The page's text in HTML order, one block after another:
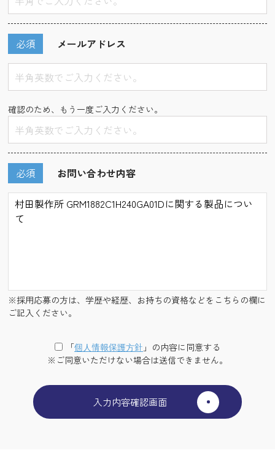
メールアドレス
必須
確認のため、もう一度ご入力ください。
お問い合わせ内容
必須
※採用応募の方は、学歴や経歴、お持ちの資格などをこちらの欄に
ご記入ください。
「個⼈情報保護⽅針 」の内容に同意する
※ご同意いただけない場合は送信できません。